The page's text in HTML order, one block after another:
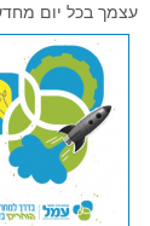
עצמך בכל יום